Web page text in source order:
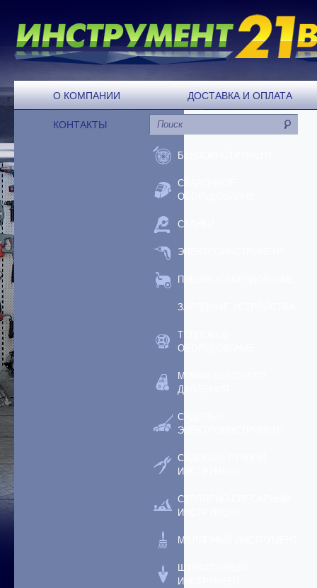
О КОМПАНИИ ДОСТАВКА И ОПЛАТА
КОНТАКТЫ
БЕНЗОИНСТРУМЕНТ
СВАРОЧНОЕ
ОБОРУДОВАНИЕ
СТАНКИ
ЭЛЕКТРОИНСТРУМЕНТ
ПНЕВМООБОРУДОВАНИЕ
ЗАРЯДНЫЕ УСТРОЙСТВА
ТЕПЛОВОЕ
ОБОРУДОВАНИЕ
МОЙКИ ВЫСОКОГО
ДАВЛЕНИЯ
САДОВЫЙ
ЭЛЕКТРОИНСТРУМЕНТ
САДОВЫЙ РУЧНОЙ
ИНСТРУМЕНТ
СТОЛЯРНО-СЛЕСАРНЫЙ
ИНСТРУМЕНТ
МАЛЯРНЫЙ ИНСТРУМЕНТ
ШТУКАТУРНЫЙ
ИНСТРУМЕНТ